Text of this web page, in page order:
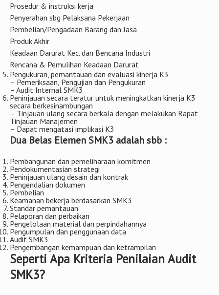
Prosedur & instruksi kerja
Penyerahan sbg Pelaksana Pekerjaan
Pembelian/Pengadaan Barang dan Jasa
Produk Akhir
Keadaan Darurat Kec. dan Bencana Industri
Rencana & Pemulihan Keadaan Darurat
Pengukuran, pemantauan dan evaluasi kinerja K3
– Pemeriksaan, Pengujian dan Pengukuran
– Audit Internal SMK3
Peninjauan secara teratur untuk meningkatkan kinerja K3
secara berkesinambungan
– Tinjauan ulang secara berkala dengan melakukan Rapat
Tinjauan Manajemen
– Dapat mengatasi implikasi K3
Dua Belas Elemen SMK3 adalah sbb :
Pembangunan dan pemeliharaan komitmen
Pendokumentasian strategi
Peninjauan ulang desain dan kontrak
Pengendalian dokumen
Pembelian
Keamanan bekerja berdasarkan SMK3
Standar pemantauan
Pelaporan dan perbaikan
Pengelolaan material dan perpindahannya
Pengumpulan dan penggunaan data
Audit SMK3
Pengembangan kemampuan dan ketrampilan
Seperti Apa Kriteria Penilaian Audit
SMK3?